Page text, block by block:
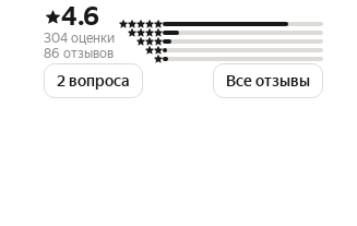
4.6
304 оценки
86 отзывов
2 вопроса
Все отзывы